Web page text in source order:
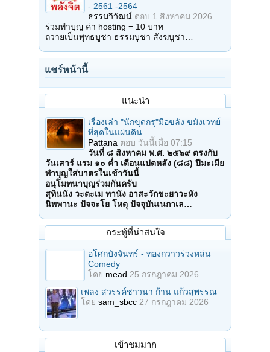
- 2561 -2564
ธรรมวิวัฒน์ ตอบ 1 สิงหาคม 2026
ร่วมทำบุญ ค่า hosting = 10 บาท
ถวายเป็นพุทธบูชา ธรรมบูชา สังฆบูชา…
แชร์หน้านี้
แนะนำ
เรื่องเล่า "นักขุดกรุ"มือขลัง ขมังเวทย์
ที่สุดในแผ่นดิน
Pattana ตอบ วันนี้เมื่อ 07:15
วันที่ ๘ สิงหาคม พ.ศ. ๒๕๖๙ ตรงกับ
วันเสาร์ แรม ๑๐ ค่ำ เดือนแปดหลัง (๘๘) ปีมะเมีย
ทำบุญใส่บาตรในเช้าวันนี้
อนุโมทนาบุญร่วมกันครับ
สุทินนัง วะตะเม ทานัง อาสะวักขะยาวะหัง
นิพพานะ ปัจจะโย โหตุ ปัจจุบันเนกาเล…
กระทู้ที่น่าสนใจ
อโศกบังจันทร์ - ทองกวาวร่วงหล่น
Comedy
โดย mead 25 กรกฎาคม 2026
เพลง สวรรค์ชาวนา ก้าน แก้วสุพรรณ
โดย sam_sbcc 27 กรกฎาคม 2026
เข้าชมมาก